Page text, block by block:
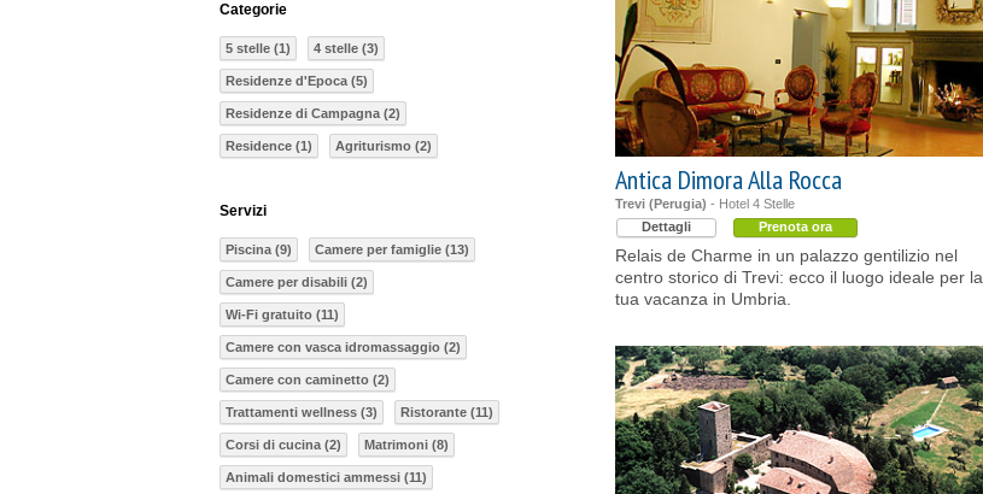
Antica Dimora Alla Rocca
Trevi (Perugia) - Hotel 4 Stelle
Dettagli
Prenota ora
Relais de Charme in un palazzo gentilizio nel
centro storico di Trevi: ecco il luogo ideale per la
tua vacanza in Umbria.
Categorie
5 stelle (1) 4 stelle (3)
Residenze d'Epoca (5)
Residenze di Campagna (2)
Residence (1) Agriturismo (2)
Servizi
Piscina (9) Camere per famiglie (13)
Camere per disabili (2)
Wi-Fi gratuito (11)
Camere con vasca idromassaggio (2)
Camere con caminetto (2)
Trattamenti wellness (3) Ristorante (11)
Corsi di cucina (2) Matrimoni (8)
Animali domestici ammessi (11)